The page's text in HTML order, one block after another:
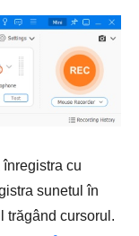
cu
sunetul în
trăgând cursorul.